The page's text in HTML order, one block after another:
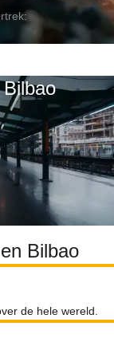
Bilbao
de hele wereld.